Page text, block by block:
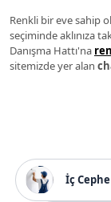
Renkli bir eve sahip
seçiminde aklınıza
Danışma Hattı'na
sitemizde yer alan
İç